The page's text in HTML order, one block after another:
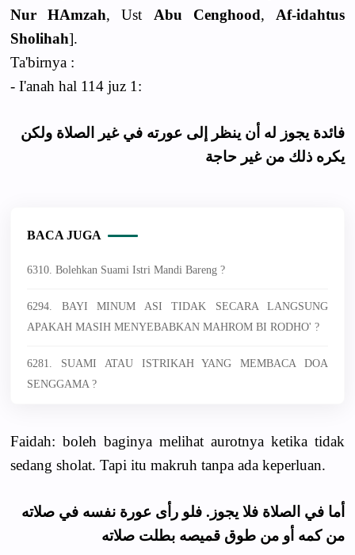
Nur HAmzah, Ust Abu Cenghood, Af-idahtus
Sholihah].
Ta'birnya :
- I'anah hal 114 juz 1:
فائدة يجوز له أن ينظر إلى عورته في غير الصلاة ولكن
يكره ذلك من غير حاجة
BACA JUGA
6310. Bolehkan Suami Istri Mandi Bareng ?
6294. BAYI MINUM ASI TIDAK SECARA LANGSUNG
APAKAH MASIH MENYEBABKAN MAHROM BI RODHO' ?
6281. SUAMI ATAU ISTRIKAH YANG MEMBACA DOA
SENGGAMA ?
Faidah: boleh baginya melihat aurotnya ketika tidak
sedang sholat. Tapi itu makruh tanpa ada keperluan.
أما في الصلاة فلا يجوز. فلو رأى عورة نفسه في صلاته
من كمه أو من طوق قميصه بطلت صلاته